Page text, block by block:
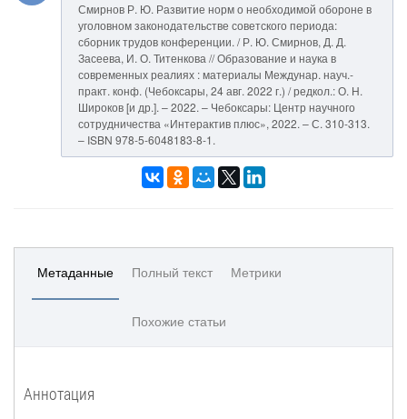
Смирнов Р. Ю. Развитие норм о необходимой обороне в
уголовном законодательстве советского периода:
сборник трудов конференции. / Р. Ю. Смирнов, Д. Д.
Засеева, И. О. Титенкова // Образование и наука в
современных реалиях : материалы Междунар. науч.-
практ. конф. (Чебоксары, 24 авг. 2022 г.) / редкол.: О. Н.
Широков [и др.]. – 2022. – Чебоксары: Центр научного
сотрудничества «Интерактив плюс», 2022. – С. 310-313.
– ISBN 978-5-6048183-8-1.
Метаданные Полный текст Метрики
Похожие статьи
Аннотация